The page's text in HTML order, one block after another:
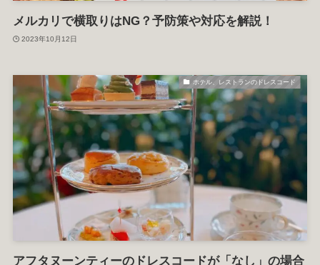
メルカリで横取りはNG？予防策や対応を解説！
2023年10月12日
ホテル、レストランのドレスコード
アフタヌーンティーのドレスコードが「なし」の場合